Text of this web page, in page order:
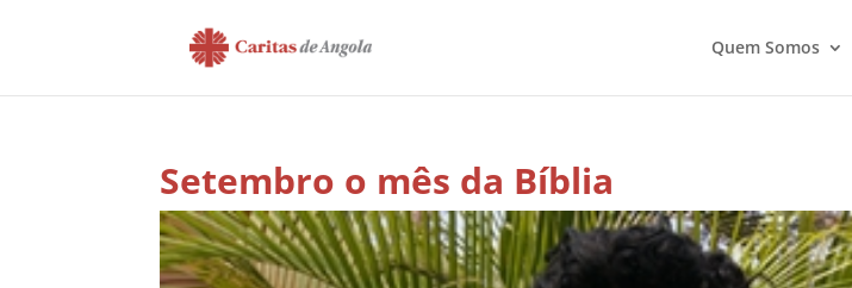
Quem Somos
Setembro o mês da Bíblia